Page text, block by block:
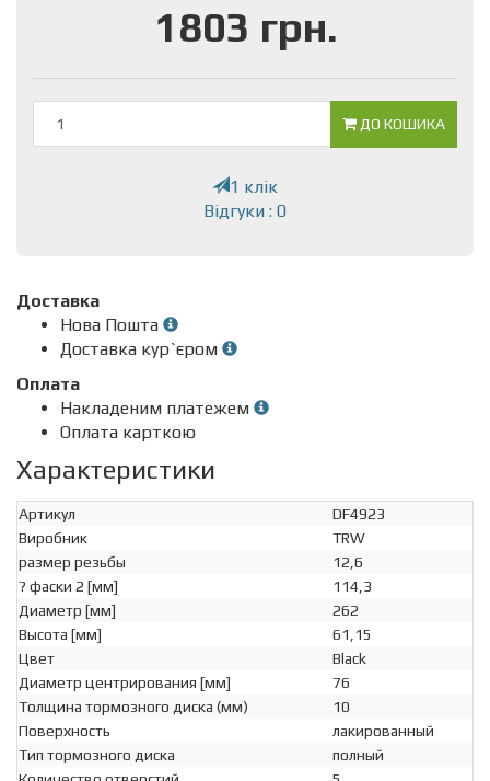
1803 грн.
ДО КОШИКА
1 клік
Відгуки : 0
Доставка
Нова Пошта
Доставка кур`єром
Оплата
Накладеним платежем
Оплата карткою
Характеристики
Артикул
DF4923
Виробник
TRW
размер резьбы
12,6
? фаски 2 [мм]
114,3
Диаметр [мм]
262
Высота [мм]
61,15
Цвет
Black
Диаметр центрирования [мм]
76
Толщина тормозного диска (мм)
10
Поверхность
лакированный
Тип тормозного диска
полный